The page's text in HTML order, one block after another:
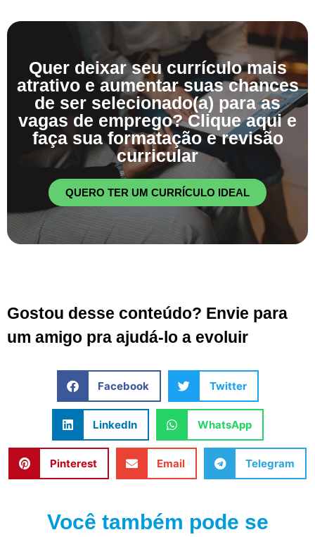
Quer deixar seu currículo mais
atrativo e aumentar suas chances
de ser selecionado(a) para as
vagas de emprego? Clique aqui e
faça sua formatação e revisão
curricular
QUERO TER UM CURRÍCULO IDEAL
Gostou desse conteúdo? Envie para
um amigo pra ajudá-lo a evoluir
Facebook Twitter
LinkedIn WhatsApp
Pinterest Email Telegram
Você também pode se